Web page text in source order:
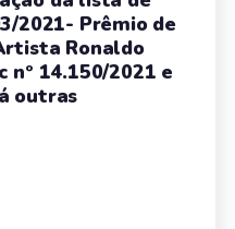
2021- Prêmio de
Ronaldo
nº 14.150/2021 e
outras